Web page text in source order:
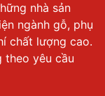
nhà sản
ngành gỗ, phụ
chất lượng cao.
theo yêu cầu